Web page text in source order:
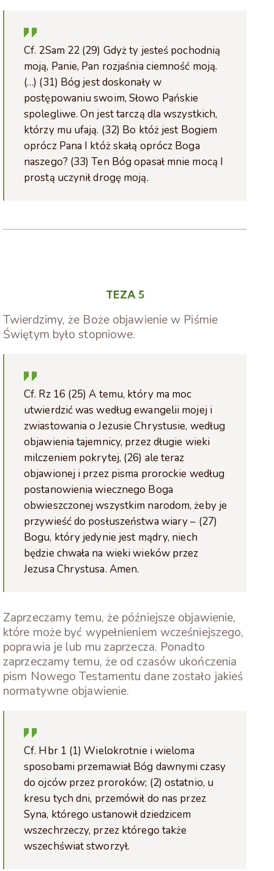
Cf. 2Sam 22 (29) Gdyż ty jesteś pochodnią
moją, Panie, Pan rozjaśnia ciemność moją.
(…) (31) Bóg jest doskonały w
postępowaniu swoim, Słowo Pańskie
spolegliwe. On jest tarczą dla wszystkich,
którzy mu ufają. (32) Bo któż jest Bogiem
oprócz Pana I któż skałą oprócz Boga
naszego? (33) Ten Bóg opasał mnie mocą I
prostą uczynił drogę moją.
TEZA 5
Twierdzimy, że Boże objawienie w Piśmie
Świętym było stopniowe.
Cf. Rz 16 (25) A temu, który ma moc
utwierdzić was według ewangelii mojej i
zwiastowania o Jezusie Chrystusie, według
objawienia tajemnicy, przez długie wieki
milczeniem pokrytej, (26) ale teraz
objawionej i przez pisma prorockie według
postanowienia wiecznego Boga
obwieszczonej wszystkim narodom, żeby je
przywieść do posłuszeństwa wiary – (27)
Bogu, który jedynie jest mądry, niech
będzie chwała na wieki wieków przez
Jezusa Chrystusa. Amen.
Zaprzeczamy temu, że późniejsze objawienie,
które może być wypełnieniem wcześniejszego,
poprawia je lub mu zaprzecza. Ponadto
zaprzeczamy temu, że od czasów ukończenia
pism Nowego Testamentu dane zostało jakieś
normatywne objawienie.
Cf. Hbr 1 (1) Wielokrotnie i wieloma
sposobami przemawiał Bóg dawnymi czasy
do ojców przez proroków; (2) ostatnio, u
kresu tych dni, przemówił do nas przez
Syna, którego ustanowił dziedzicem
wszechrzeczy, przez którego także
wszechświat stworzył.